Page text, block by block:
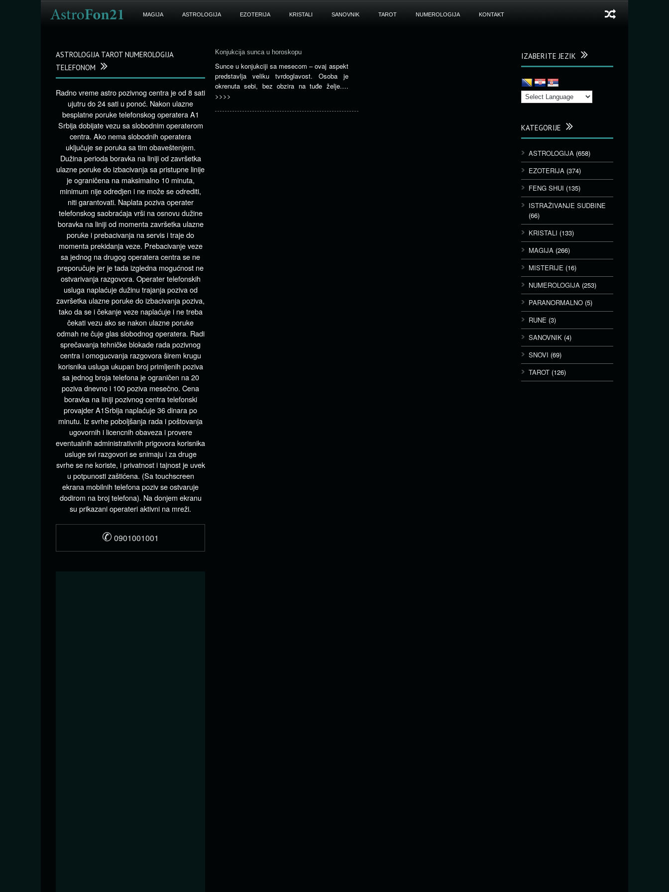
MAGIJA ASTROLOGIJA EZOTERIJA KRISTALI SANOVNIK TAROT NUMEROLOGIJA KONTAKT
Konjukcija sunca u horoskopu
Sunce u konjukciji sa mesecom – ovaj aspekt
predstavlja veliku tvrdoglavost. Osoba je
okrenuta sebi, bez obzira na tuđe želje.…
>>>>
IZABERITE JEZIK
KATEGORIJE
ASTROLOGIJA (658)
EZOTERIJA (374)
FENG SHUI (135)
ISTRAŽIVANJE SUDBINE
(66)
KRISTALI (133)
MAGIJA (266)
MISTERIJE (16)
NUMEROLOGIJA (253)
PARANORMALNO (5)
RUNE (3)
SANOVNIK (4)
SNOVI (69)
TAROT (126)
ASTROLOGIJA TAROT NUMEROLOGIJA
TELEFONOM
Radno vreme astro pozivnog centra je od 8 sati
ujutru do 24 sati u ponoć. Nakon ulazne
besplatne poruke telefonskog operatera A1
Srbija dobijate vezu sa slobodnim operaterom
centra. Ako nema slobodnih operatera
uključuje se poruka sa tim obaveštenjem.
Dužina perioda boravka na liniji od završetka
ulazne poruke do izbacivanja sa pristupne linije
je ograničena na maksimalno 10 minuta,
minimum nije odredjen i ne može se odrediti,
niti garantovati. Naplata poziva operater
telefonskog saobraćaja vrši na osnovu dužine
boravka na liniji od momenta završetka ulazne
poruke i prebacivanja na servis i traje do
momenta prekidanja veze. Prebacivanje veze
sa jednog na drugog operatera centra se ne
preporučuje jer je tada izgledna mogućnost ne
ostvarivanja razgovora. Operater telefonskih
usluga naplaćuje dužinu trajanja poziva od
završetka ulazne poruke do izbacivanja poziva,
tako da se i čekanje veze naplaćuje i ne treba
čekati vezu ako se nakon ulazne poruke
odmah ne čuje glas slobodnog operatera. Radi
sprečavanja tehničke blokade rada pozivnog
centra i omogucvanja razgovora širem krugu
korisnika usluga ukupan broj primljenih poziva
sa jednog broja telefona je ograničen na 20
poziva dnevno i 100 poziva mesečno. Cena
boravka na liniji pozivnog centra telefonski
provajder A1Srbija naplaćuje 36 dinara po
minutu. Iz svrhe poboljšanja rada i poštovanja
ugovornih i licencnih obaveza i provere
eventualnih administrativnih prigovora korisnika
usluge svi razgovori se snimaju i za druge
svrhe se ne koriste, i privatnost i tajnost je uvek
u potpunosti zaštićena. (Sa touchscreen
ekrana mobilnih telefona poziv se ostvaruje
dodirom na broj telefona). Na donjem ekranu
su prikazani operateri aktivni na mreži.
✆ 0901001001